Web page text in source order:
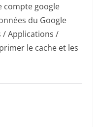
compte google
du Google
/ Applications /
le cache et les